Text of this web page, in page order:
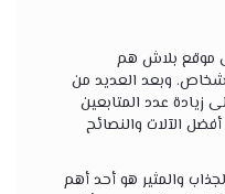
موقع بلاش هم
وبعد العديد من
زيادة عدد المتابعين
الآلات والنصائح
والمثير هو أحد أهم